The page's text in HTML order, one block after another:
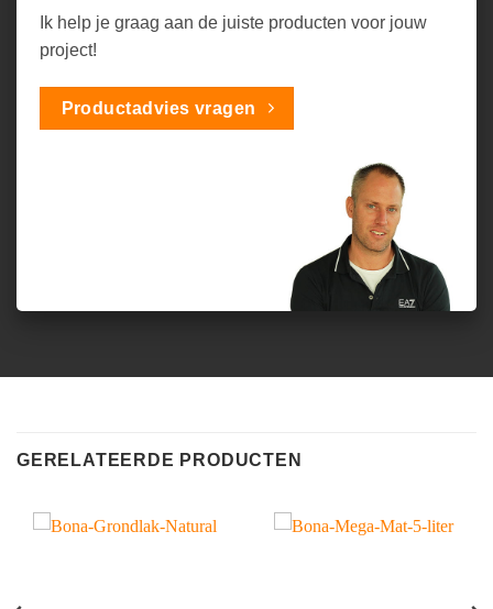
Ik help je graag aan de juiste producten voor jouw
project!
Productadvies vragen
GERELATEERDE PRODUCTEN